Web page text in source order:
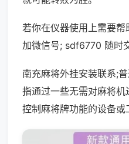
若你在仪器使用上需要
加微信号; sdf6770 随时
南充麻将外挂安装联系;
指通过一些无需对麻将
控制麻将牌功能的设备或